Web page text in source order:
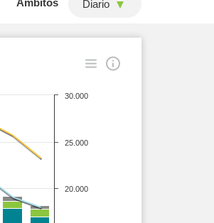
Ámbitos Diario
20.000
25.000
30.000